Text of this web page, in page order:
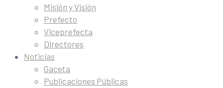
Misión y Visión
Prefecto
Viceprefecta
Directores
Noticias
Gaceta
Publicaciones Públicas